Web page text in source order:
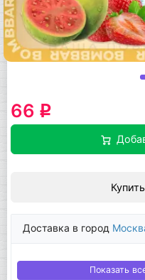
66 q
Доставка в город
Показать